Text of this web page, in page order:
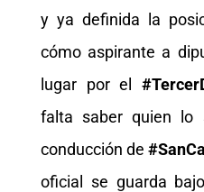
y ya definida la
cómo aspirante a
lugar por el
falta saber quien lo
conducción de
oficial se guarda